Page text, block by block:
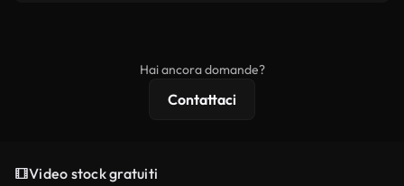
Hai ancora domande?
Contattaci
Video stock gratuiti